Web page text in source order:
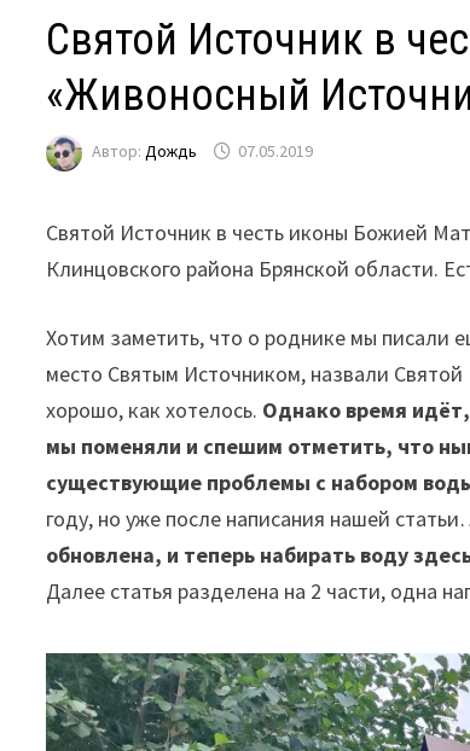
Святой Источник в
«Живоносный
Автор:Дождь 07.05.2019
Святой Источник в честь иконы Божией
Клинцовского района Брянской области.
Хотим заметить, что о роднике мы писали
место Святым Источником, назвали
хорошо, как хотелось. Однако время
мы поменяли и спешим отметить, что
существующие проблемы с набором
году, но уже после написания нашей
обновлена, и теперь набирать воду
Далее статья разделена на 2 части, одна